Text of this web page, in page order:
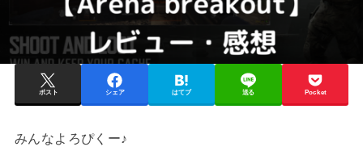
ポスト シェア はてブ 送る Pocket
みんなよろぴくー♪